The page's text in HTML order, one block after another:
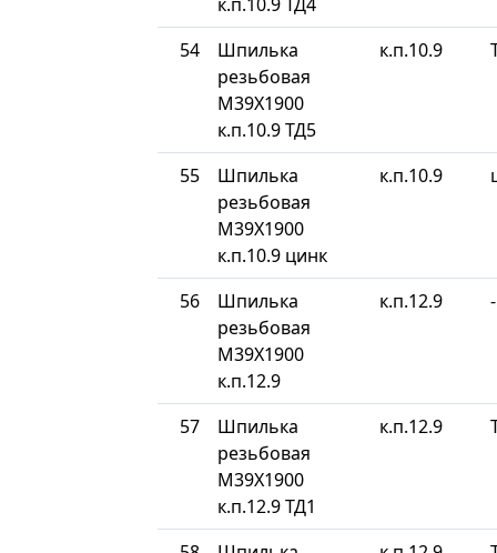
54
Шпилька
резьбовая
М39Х1900
к.п.10.9 ТД5
к.п.10.9
55
Шпилька
резьбовая
М39Х1900
к.п.10.9 цинк
к.п.10.9
56
Шпилька
резьбовая
М39Х1900
к.п.12.9
к.п.12.9 -
57
Шпилька
резьбовая
М39Х1900
к.п.12.9 ТД1
к.п.12.9